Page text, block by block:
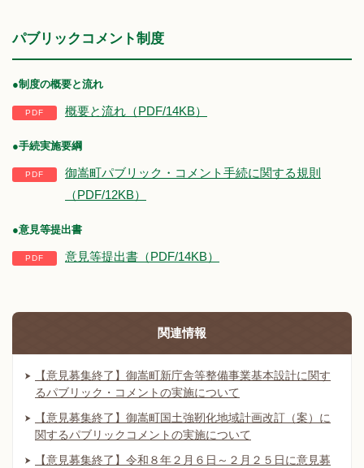
パブリックコメント制度
●制度の概要と流れ
概要と流れ（PDF/14KB）
●手続実施要綱
御嵩町パブリック・コメント手続に関する規則
（PDF/12KB）
●意見等提出書
意見等提出書（PDF/14KB）
関連情報
【意見募集終了】御嵩町新庁舎等整備事業基本設計に関す
るパブリック・コメントの実施について
【意見募集終了】御嵩町国土強靭化地域計画改訂（案）に
関するパブリックコメントの実施について
【意見募集終了】令和８年２月６日～２月２５日に意見募